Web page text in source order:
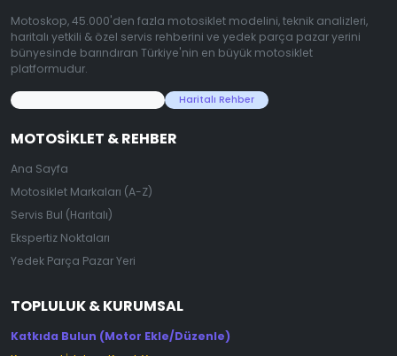
Motoskop, 45.000'den fazla motosiklet modelini, teknik analizleri,
haritalı yetkili & özel servis rehberini ve yedek parça pazar yerini
bünyesinde barındıran Türkiye'nin en büyük motosiklet
platformudur.
Haritalı Rehber
MOTOSIKLET & REHBER
Ana Sayfa
Motosiklet Markaları (A-Z)
Servis Bul (Haritalı)
Ekspertiz Noktaları
Yedek Parça Pazar Yeri
TOPLULUK & KURUMSAL
Katkıda Bulun (Motor Ekle/Düzenle)